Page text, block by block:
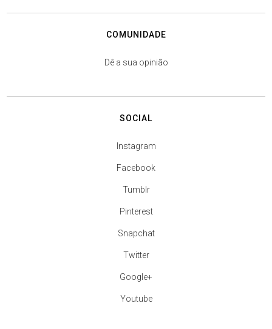
COMUNIDADE
Dê a sua opinião
SOCIAL
Instagram
Facebook
Tumblr
Pinterest
Snapchat
Twitter
Google+
Youtube